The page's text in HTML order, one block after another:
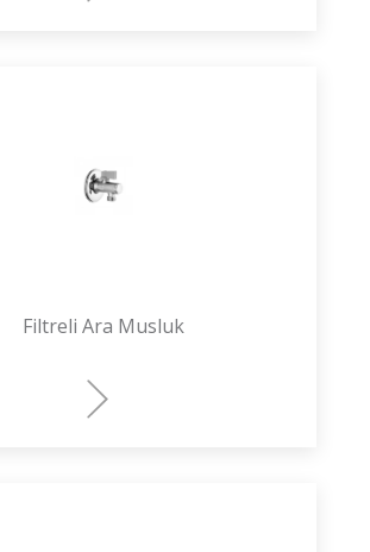
Filtreli Ara Musluk